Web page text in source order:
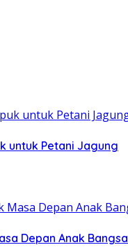
untuk Petani Jagung
Depan Anak Bangsa